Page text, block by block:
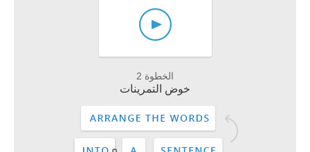
الخطوة 2
خوض التمرينات